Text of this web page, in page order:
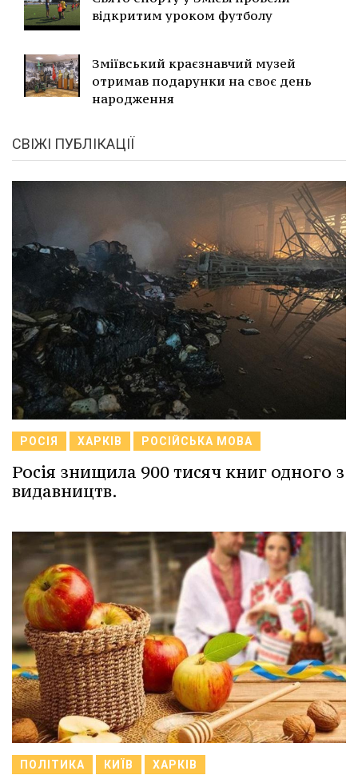
відкритим уроком футболу
Зміївський краєзнавчий музей
отримав подарунки на своє день
народження
СВІЖІ ПУБЛІКАЦІЇ
РОСІЯ ХАРКІВ РОСІЙСЬКА МОВА
Росія знищила 900 тисяч книг одного з
видавництв.
ПОЛІТИКА КИЇВ ХАРКІВ